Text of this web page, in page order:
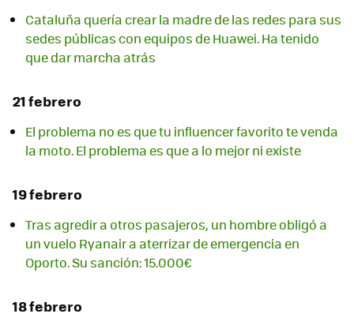
Cataluña quería crear la madre de las redes para sus
sedes públicas con equipos de Huawei. Ha tenido
que dar marcha atrás
21 febrero
El problema no es que tu influencer favorito te venda
la moto. El problema es que a lo mejor ni existe
19 febrero
Tras agredir a otros pasajeros, un hombre obligó a
un vuelo Ryanair a aterrizar de emergencia en
Oporto. Su sanción: 15.000€
18 febrero